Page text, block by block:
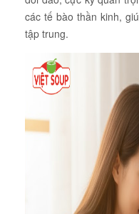
các tế bào thần kinh,
tập trung.